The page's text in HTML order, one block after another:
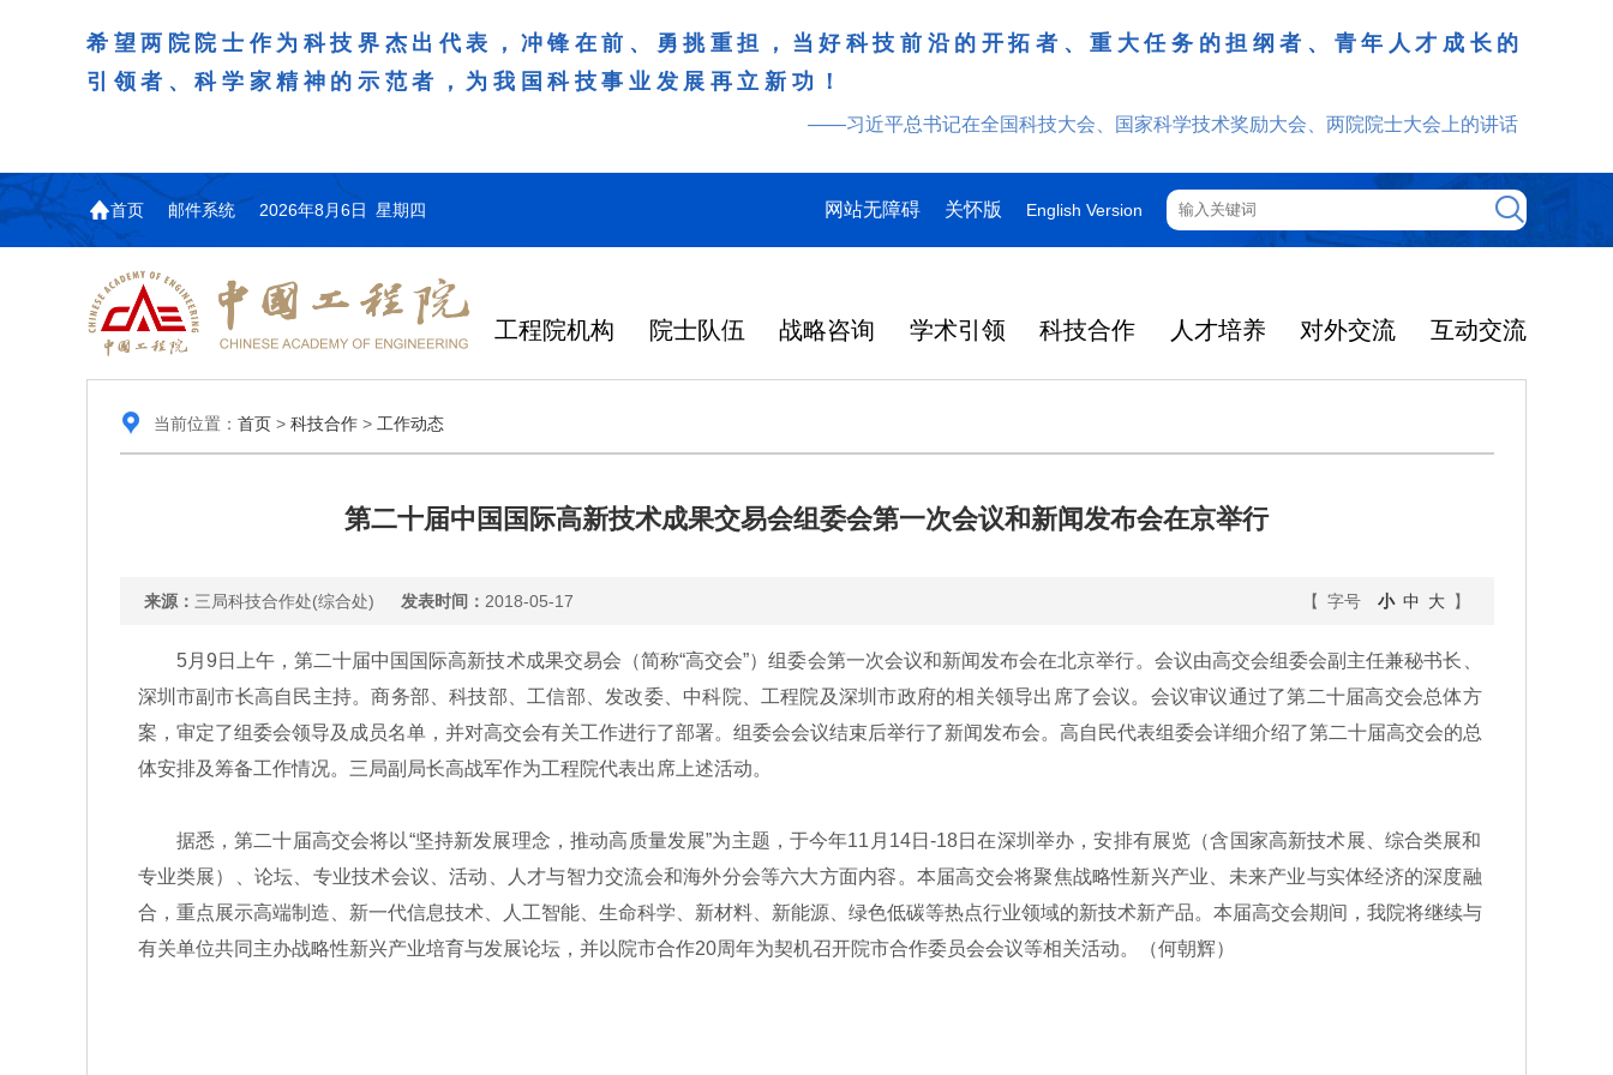
希望两院院士作为科技界杰出代表，冲锋在前、勇挑重担，当好科技前沿的开拓者、重大任务的担纲者、青年人才成长的
引领者、科学家精神的示范者，为我国科技事业发展再立新功！
——习近平总书记在全国科技大会、国家科学技术奖励大会、两院院士大会上的讲话
首页 邮件系统 2026年8月6日 星期四 网站无障碍 关怀版 English Version
工程院机构 院士队伍 战略咨询 学术引领 科技合作 人才培养 对外交流 互动交流
当前位置： 首页> 科技合作> 工作动态
第二十届中国国际高新技术成果交易会组委会第一次会议和新闻发布会在京举行
来源： 三局科技合作处(综合处) 发表时间： 2018-05-17 【 字号 小 中 大】
5月9日上午，第二十届中国国际高新技术成果交易会（简称“高交会”）组委会第一次会议和新闻发布会在北京举行。会议由高交会组委会副主任兼秘书长、
深圳市副市长高自民主持。商务部、科技部、工信部、发改委、中科院、工程院及深圳市政府的相关领导出席了会议。会议审议通过了第二十届高交会总体方
案，审定了组委会领导及成员名单，并对高交会有关工作进行了部署。组委会会议结束后举行了新闻发布会。高自民代表组委会详细介绍了第二十届高交会的总
体安排及筹备工作情况。三局副局长高战军作为工程院代表出席上述活动。
据悉，第二十届高交会将以“坚持新发展理念，推动高质量发展”为主题，于今年11月14日-18日在深圳举办，安排有展览（含国家高新技术展、综合类展和
专业类展）、论坛、专业技术会议、活动、人才与智力交流会和海外分会等六大方面内容。本届高交会将聚焦战略性新兴产业、未来产业与实体经济的深度融
合，重点展示高端制造、新一代信息技术、人工智能、生命科学、新材料、新能源、绿色低碳等热点行业领域的新技术新产品。本届高交会期间，我院将继续与
有关单位共同主办战略性新兴产业培育与发展论坛，并以院市合作20周年为契机召开院市合作委员会会议等相关活动。（何朝辉）